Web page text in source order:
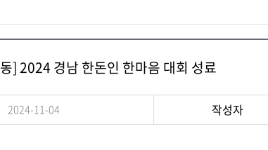
] 2024 경남 한돈인 한마음 대회 성료
2024-11-04 작성자